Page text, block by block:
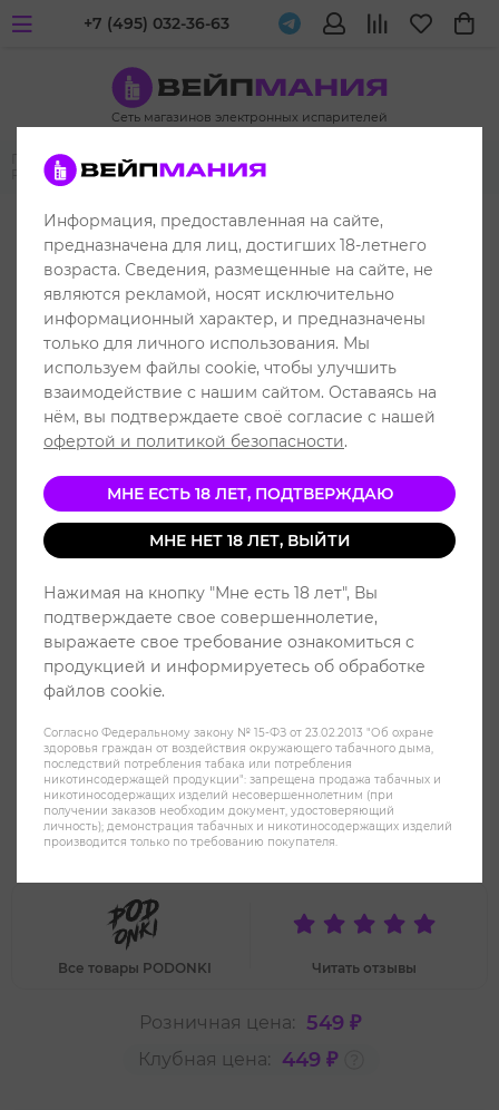
Сеть магазинов электронных испарителей
+7 (495) 032-36-63
Главная
Жидкости для вейпа и электронных испарителей
PODONKI
PODONKI Salt
Жидкость Podonki V2 Salt 2%
HARD 30 ml - Капучино
Все товары PODONKI Читать отзывы
Розничная цена: 549 ₽
Клубная цена: 449 ₽
Информация, предоставленная на сайте,
предназначена для лиц, достигших 18-летнего
возраста. Сведения, размещенные на сайте, не
являются рекламой, носят исключительно
информационный характер, и предназначены
только для личного использования. Мы
используем файлы cookie, чтобы улучшить
взаимодействие с нашим сайтом. Оставаясь на
нём, вы подтверждаете своё согласие с нашей
офертой и политикой безопасности.
МНЕ ЕСТЬ 18 ЛЕТ, ПОДТВЕРЖДАЮ
МНЕ НЕТ 18 ЛЕТ, ВЫЙТИ
Нажимая на кнопку "Мне есть 18 лет", Вы
подтверждаете свое совершеннолетие,
выражаете свое требование ознакомиться с
продукцией и информируетесь об обработке
файлов cookie.
Согласно Федеральному закону № 15-ФЗ от 23.02.2013 "Об охране
здоровья граждан от воздействия окружающего табачного дыма,
последствий потребления табака или потребления
никотинсодержащей продукции": запрещена продажа табачных и
никотиносодержащих изделий несовершеннолетним (при
получении заказов необходим документ, удостоверяющий
личность); демонстрация табачных и никотиносодержащих изделий
производится только по требованию покупателя.